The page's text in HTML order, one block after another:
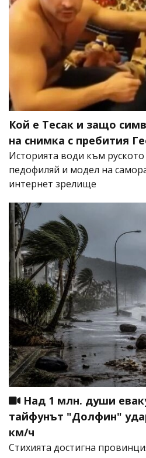
Кой е Тесак и защо
на снимка с пребития
Историята води към
педофиляй и модел на
интернет зрелище
Над 1 млн. души
тайфунът "Долфин"
км/ч
Стихията достигна